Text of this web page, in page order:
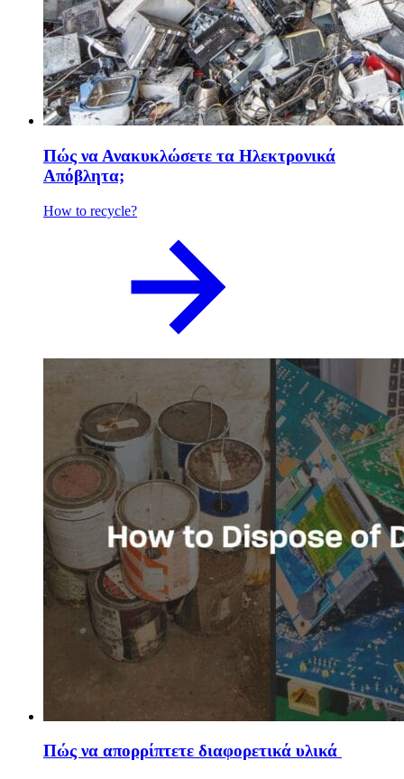
Πώς να Ανακυκλώσετε τα Ηλεκτρονικά
Απόβλητα;
How to recycle?
Πώς να απορρίπτετε διαφορετικά υλικά